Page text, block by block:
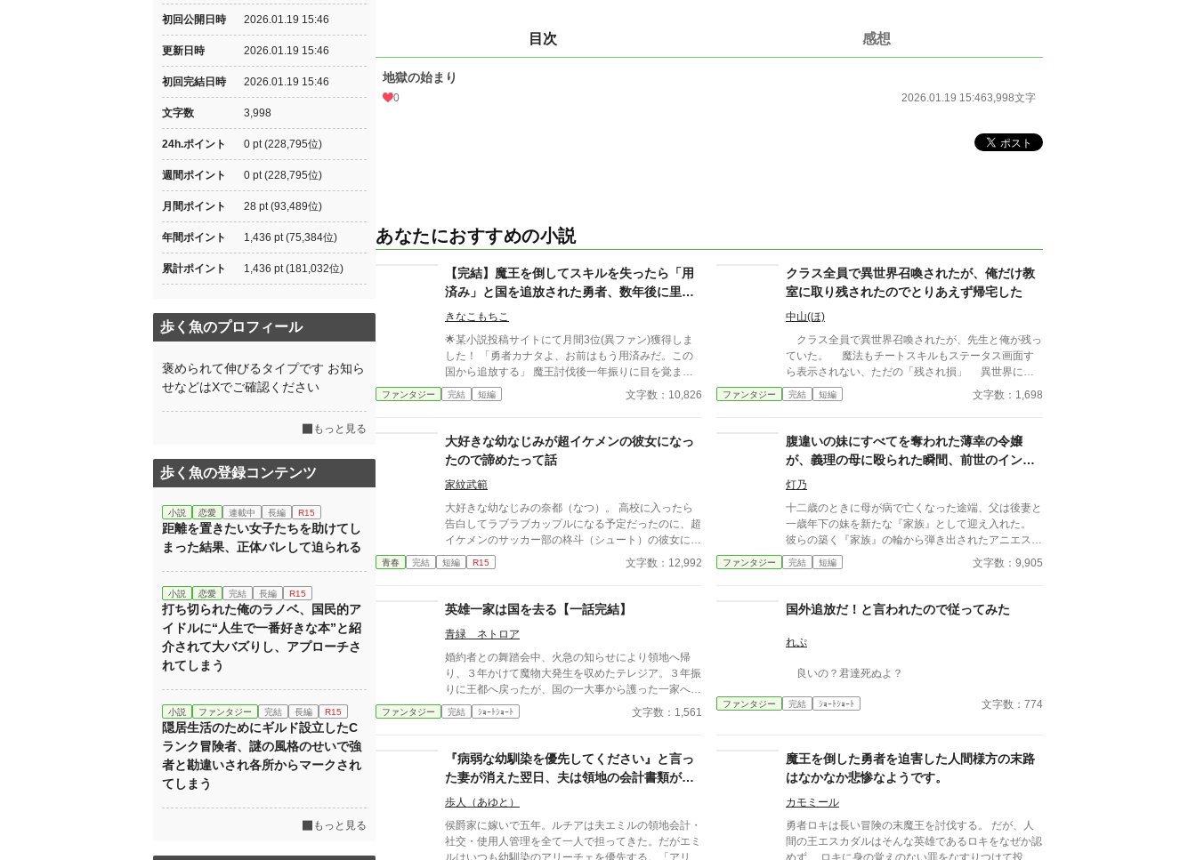
目次 感想
地獄の始まり
0 2026.01.19 15:463,998文字
あなたにおすすめの小説
【完結】魔王を倒してスキルを失ったら「用
済み」と国を追放された勇者、数年後に里帰
りしてみると既に祖国が滅んでいた
きなこもちこ
🌟某小説投稿サイトにて月間3位(異ファン)獲得しま
した！ 「勇者カナタよ、お前はもう用済みだ。この
国から追放する」 魔王討伐後一年振りに目を覚ます
と、突然王にそう告げられた。 魔王を倒したこと
で、俺は「勇者」のスキルを失っていた。 信頼して
まないように察知魔法までかけられた。 悔しさをバ
ネに隣国で再起すること十数年……俺は結婚して妻子
を持ち、大臣にまで昇り詰めた。 かつてのパーティ
メンバー達に「スキルが無くても幸せになった姿」を
見せるため、里帰りした俺は……祖国の惨状を目にす
ることになる。 ※ハピエン・善人しか書いたことの
ない作者が、「追放」をテーマにして実験的に書いて
みた作品です。普段の作風とは異なります。 ※小説
家になろう、カクヨムさんで同一名義にて掲載予定で
ファンタジー 完結 短編 文字数：10,826
クラス全員で異世界召喚されたが、俺だけ教
室に取り残されたのでとりあえず帰宅した
中山(ほ)
クラス全員で異世界召喚されたが、先生と俺が残っ
ていた。 魔法もチートスキルもステータス画面す
ら表示されない、ただの「残され損」 異世界に行
けなかった俺を待っていたのは、世知辛い現実だっ
た。 AI使用状況 GoogleのGeminiさん使ってます〜
ファンタジー 完結 短編 文字数：1,698
大好きな幼なじみが超イケメンの彼女になっ
たので諦めたって話
家紋武範
大好きな幼なじみの奈都（なつ）。 高校に入ったら
告白してラブラブカップルになる予定だったのに、超
イケメンのサッカー部の柊斗（シュート）の彼女にな
っちまった。 全く勝ち目がないこの恋。 潔く諦める
ことにした。
青春 完結 短編 R15 文字数：12,992
腹違いの妹にすべてを奪われた薄幸の令嬢
が、義理の母に殴られた瞬間、前世のインテ
リヤクザなおっさんがぶちギレた場合。
灯乃
十二歳のときに母が病で亡くなった途端、父は後妻と
一歳年下の妹を新たな『家族』として迎え入れた。
彼らの築く『家族』の輪から弾き出されたアニエス
は、ある日義母の私室に呼び出され――。 タイトル
通りのおっさんコメディーです。
ファンタジー 完結 短編 文字数：9,905
英雄一家は国を去る【一話完結】
青緑 ネトロア
婚約者との舞踏会中、火急の知らせにより領地へ帰
り、３年かけて魔物大発生を収めたテレジア。３年振
りに王都へ戻ったが、国の一大事から護った一家へ言
い渡されたのは、テレジアの婚約破棄だった。 - - - - -
- - - - - - - - ただいま後日談の加筆を計画中です。 202
ファンタジー 完結 ｼｮｰﾄｼｮｰﾄ 文字数：1,561
国外追放だ！と言われたので従ってみた
れぷ
良いの？君達死ぬよ？
ファンタジー 完結 ｼｮｰﾄｼｮｰﾄ 文字数：774
『病弱な幼馴染を優先してください』と言っ
た妻が消えた翌日、夫は領地の会計書類が全
て白紙になっていることに気づいた
歩人（あゆと）
侯爵家に嫁いで五年。ルチアは夫エミルの領地会計・
社交・使用人管理を全て一人で担ってきた。だがエミ
ルはいつも幼馴染のアリーチェを優先する。「アリー
魔王を倒した勇者を迫害した人間様方の末路
はなかなか悲惨なようです。
カモミール
勇者ロキは長い冒険の末魔王を討伐する。 だが、人
間の王エスカダルはそんな英雄であるロキをなぜか認
めず、 ロキに身の覚えのない罪をなすりつけて投獄
初回公開日時 2026.01.19 15:46
更新日時 2026.01.19 15:46
初回完結日時 2026.01.19 15:46
文字数 3,998
24h.ポイント 0 pt (228,795位)
週間ポイント 0 pt (228,795位)
月間ポイント 28 pt (93,489位)
年間ポイント 1,436 pt (75,384位)
累計ポイント 1,436 pt (181,032位)
歩く魚のプロフィール
褒められて伸びるタイプです お知ら
せなどはXでご確認ください
もっと見る
歩く魚の登録コンテンツ
小説 恋愛 連載中 長編 R15
距離を置きたい女子たちを助けてし
まった結果、正体バレして迫られる
小説 恋愛 完結 長編 R15
打ち切られた俺のラノベ、国民的ア
イドルに“人生で一番好きな本”と紹
介されて大バズりし、アプローチさ
れてしまう
小説 ファンタジー 完結 長編 R15
隠居生活のためにギルド設立したC
ランク冒険者、謎の風格のせいで強
者と勘違いされ各所からマークされ
てしまう
もっと見る